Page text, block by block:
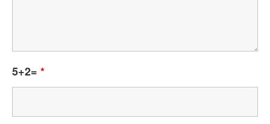
5+2= *